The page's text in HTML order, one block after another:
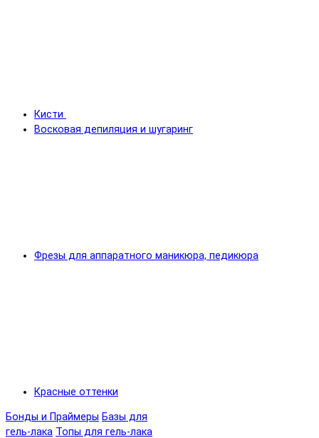
Кисти
Восковая депиляция и шугаринг
Фрезы для аппаратного маникюра, педикюра
Красные оттенки
Бонды и Праймеры Базы для
гель-лака Топы для гель-лака